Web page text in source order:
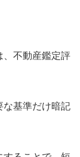
、不動産鑑定評
な基準だけ暗記